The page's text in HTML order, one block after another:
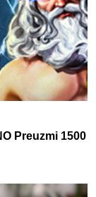
Preuzmi 1500